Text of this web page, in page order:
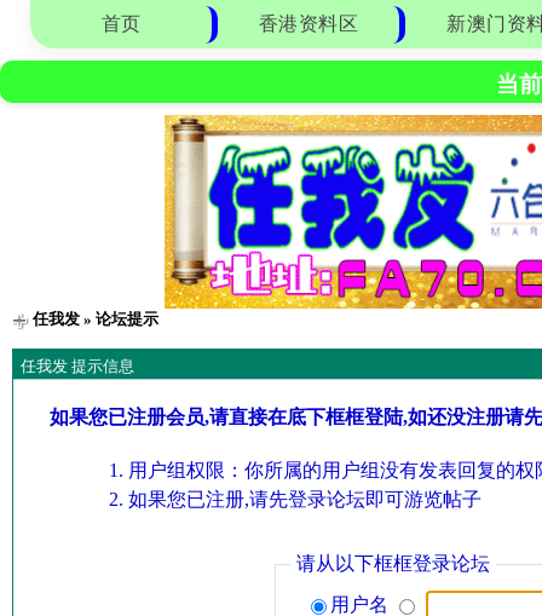
首页 香港资料区 新澳门资
当
任我发» 论坛提示
任我发 提示信息
如果您已注册会员,请直接在底下框框登陆,如还没注册请
用户组权限：你所属的用户组没有发表回复的权
如果您已注册,请先登录论坛即可游览帖子
请从以下框框登录论坛
用户名